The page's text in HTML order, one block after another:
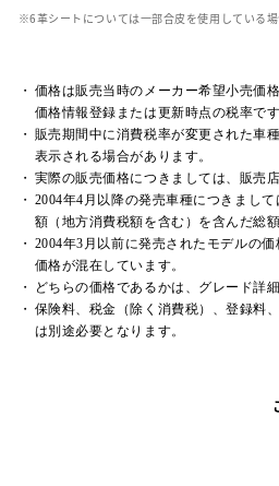
革シートについては一部合皮を使用している場
価格は販売当時のメーカー希望小売価
価格情報登録または更新時点の税率です
販売期間中に消費税率が変更された車
表示される場合があります。
実際の販売価格につきましては、販売
2004年4月以降の発売車種につきまし
額（地方消費税額を含む）を含んだ総
2004年3月以前に発売されたモデルの
価格が混在しています。
どちらの価格であるかは、グレード詳
保険料、税金（除く消費税）、登録料
は別途必要となります。